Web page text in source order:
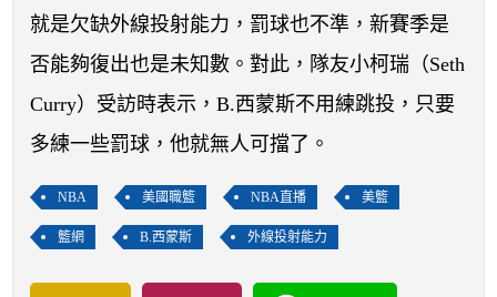
就是欠缺外線投射能力，罰球也不準，新賽季是
否能夠復出也是未知數。對此，隊友小柯瑞（Seth
Curry）受訪時表示，B.西蒙斯不用練跳投，只要
多練一些罰球，他就無人可擋了。
NBA 美國職籃 NBA直播 美籃
籃網 B.西蒙斯 外線投射能力